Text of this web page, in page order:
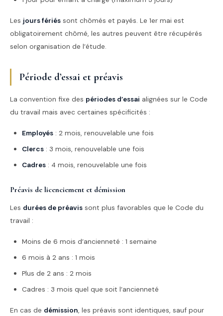
Les jours fériés sont chômés et payés. Le 1er mai est
obligatoirement chômé, les autres peuvent être récupérés
selon organisation de l’étude.
Période d’essai et préavis
La convention fixe des périodes d’essai alignées sur le Code
du travail mais avec certaines spécificités :
Employés : 2 mois, renouvelable une fois
Clercs : 3 mois, renouvelable une fois
Cadres : 4 mois, renouvelable une fois
Préavis de licenciement et démission
Les durées de préavis sont plus favorables que le Code du
travail :
Moins de 6 mois d’ancienneté : 1 semaine
6 mois à 2 ans : 1 mois
Plus de 2 ans : 2 mois
Cadres : 3 mois quel que soit l’ancienneté
En cas de démission, les préavis sont identiques, sauf pour